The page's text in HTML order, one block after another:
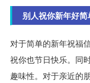
别人祝你新年好
对于简单的新年祝福
祝你也节日快乐。同
趣味性。对于亲近的